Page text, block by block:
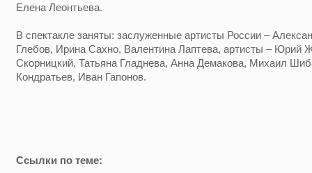
Елена Леонтьева.
В спектакле заняты: заслуженные артисты России –
Глебов, Ирина Сахно, Валентина Лаптева, артисты – Юрий
Скорницкий, Татьяна Гладнева, Анна Демакова, Михаил
Кондратьев, Иван Гапонов.
Ссылки по теме: